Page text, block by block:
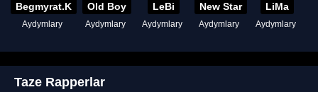
Begmyrat.K
Aydymlary
Old Boy
Aydymlary
LeBi
Aydymlary
New Star
Aydymlary
LiMa
Aydymlary
Taze Rapperlar